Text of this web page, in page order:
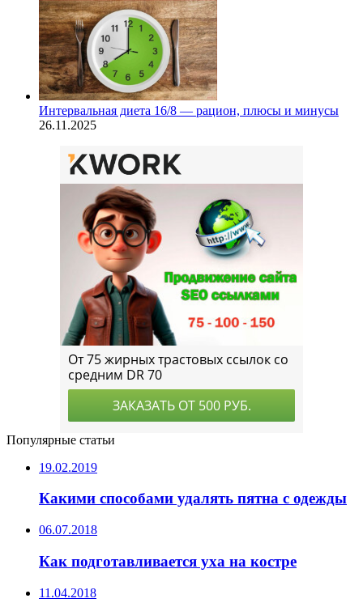
Интервальная диета 16/8 — рацион, плюсы и минусы
26.11.2025
Популярные статьи
19.02.2019
Какими способами удалять пятна с одежды
06.07.2018
Как подготавливается уха на костре
11.04.2018